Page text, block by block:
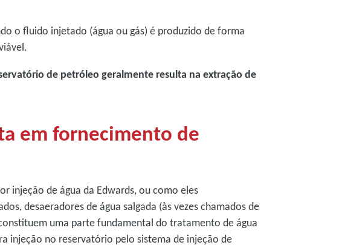
o fluido injetado (água ou gás) é produzido de forma
de petróleo geralmente resulta na extração de
em fornecimento de
injeção de água da Edwards, ou como eles
desaeradores de água salgada (às vezes chamados de
uma parte fundamental do tratamento de água
injeção no reservatório pelo sistema de injeção de